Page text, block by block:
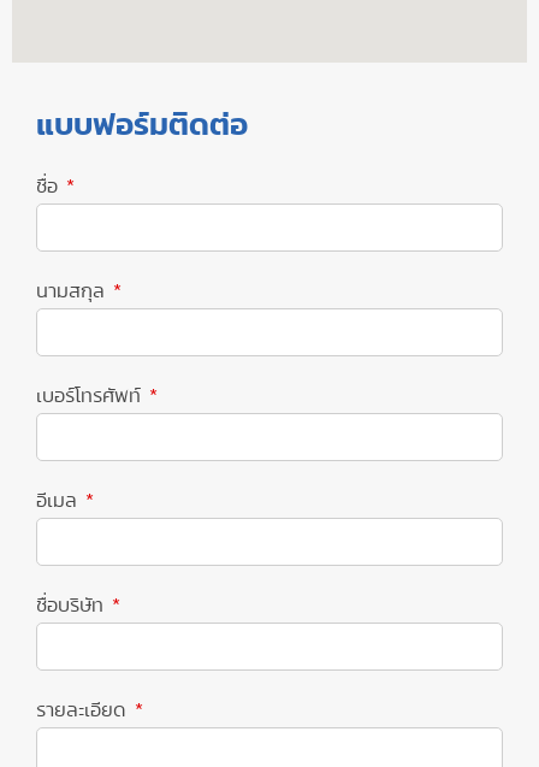
แบบฟอร์มติดต่อ
ชื่อ
นามสกุล
เบอร์โทรศัพท์
อีเมล
ชื่อบริษัท
รายละเอียด